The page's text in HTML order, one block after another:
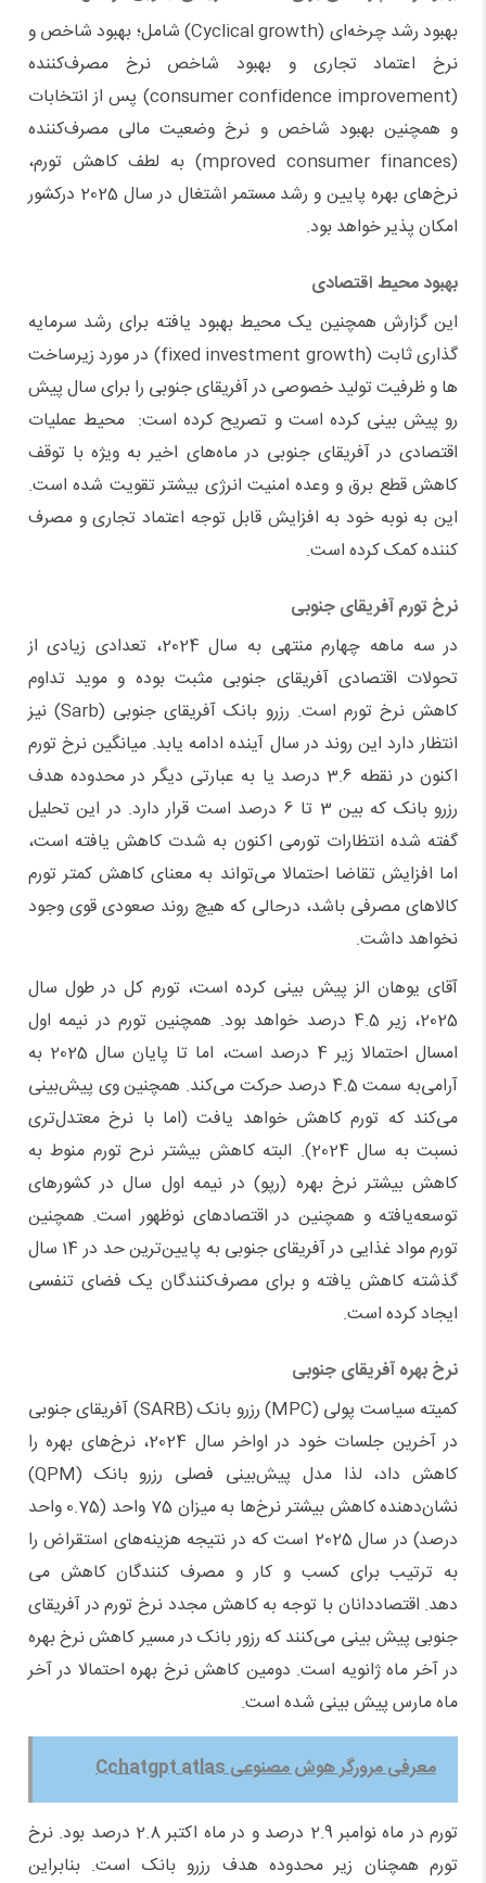
بهبود رشد چرخه‌ای (Cyclical growth) شامل؛ بهبود شاخص و
نرخ اعتماد تجاری و بهبود شاخص نرخ مصرف‌کننده
(consumer confidence improvement) پس از انتخابات
و همچنین بهبود شاخص و نرخ وضعیت مالی مصرف‌کننده
(mproved consumer finances) به لطف کاهش تورم،
نرخ‌های بهره پایین و رشد مستمر اشتغال در سال 2025 درکشور
امکان پذیر خواهد بود.
بهبود محیط اقتصادی
این گزارش همچنین یک محیط بهبود یافته برای رشد سرمایه
گذاری ثابت (fixed investment growth) در مورد زیرساخت
ها و ظرفیت تولید خصوصی در آفریقای جنوبی را برای سال پیش
رو پیش بینی کرده است و تصریح کرده است: محیط عملیات
اقتصادی در آفریقای جنوبی در ماه‌های اخیر به ویژه با توقف
کاهش قطع برق و وعده امنیت انرژی بیشتر تقویت شده است.
این به نوبه خود به افزایش قابل توجه اعتماد تجاری و مصرف
کننده کمک کرده است.
نرخ تورم آفریقای جنوبی
در سه ماهه چهارم منتهی به سال 2024، تعدادی زیادی از
تحولات اقتصادی آفریقای جنوبی مثبت بوده و موید تداوم
کاهش نرخ تورم است. رزرو بانک آفریقای جنوبی (Sarb) نیز
انتظار دارد این روند در سال آینده ادامه یابد. میانگین نرخ تورم
اکنون در نقطه 3.6 درصد یا به عبارتی دیگر در محدوده هدف
رزرو بانک که بین 3 تا 6 درصد است قرار دارد. در این تحلیل
گفته شده انتظارات تورمی اکنون به شدت کاهش یافته است،
اما افزایش تقاضا احتمالا می‌تواند به معنای کاهش کمتر تورم
کالاهای مصرفی باشد، درحالی که هیچ روند صعودی قوی وجود
نخواهد داشت.
آقای یوهان الز پیش بینی کرده است، تورم کل در طول سال
2025، زیر 4.5 درصد خواهد بود. همچنین تورم در نیمه اول
امسال احتمالا زیر 4 درصد است، اما تا پایان سال 2025 به
آرامی‌به سمت 4.5 درصد حرکت می‌کند. همچنین وی پیش‌بینی
می‌کند که تورم کاهش خواهد یافت (اما با نرخ معتدل‌تری
نسبت به سال 2024). البته کاهش بیشتر نرح تورم منوط به
کاهش بیشتر نرخ بهره (رپو) در نیمه اول سال در کشورهای
توسعه‌یافته و همچنین در اقتصادهای نوظهور است. همچنین
تورم مواد غذایی در آفریقای جنوبی به پایین‌ترین حد در 14 سال
گذشته کاهش یافته و برای مصرف‌کنندگان یک فضای تنفسی
ایجاد کرده است.
نرخ بهره آفریقای جنوبی
کمیته سیاست پولی (MPC) رزرو بانک (SARB) آفریقای جنوبی
در آخرین جلسات خود در اواخر سال 2024، نرخ‌های بهره را
کاهش داد، لذا مدل پیش‌بینی فصلی رزرو بانک (QPM)
نشان‌دهنده کاهش بیشتر نرخ‌ها به میزان 75 واحد (0.75 واحد
درصد) در سال 2025 است که در نتیجه هزینه‌های استقراض را
به ترتیب برای کسب و کار و مصرف کنندگان کاهش می
دهد. اقتصاددانان با توجه به کاهش مجدد نرخ تورم در آفریقای
جنوبی پیش بینی می‌کنند که رزور بانک در مسیر کاهش نرخ بهره
در آخر ماه ژانویه است. دومین کاهش نرخ بهره احتمالا در آخر
ماه مارس پیش بینی شده است.
معرفی مرورگر هوش مصنوعی Cchatgpt atlas
تورم در ماه نوامبر 2.9 درصد و در ماه اکتبر 2.8 درصد بود. نرخ
تورم همچنان زیر محدوده هدف رزرو بانک است. بنابراین